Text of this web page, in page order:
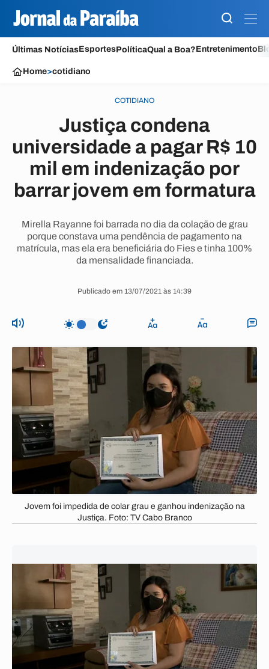
Últimas NotíciasEsportesPolíticaQual a Boa?Entretenimento
Home>cotidiano
COTIDIANO
Justiça condena
universidade a pagar R$ 10
mil em indenização por
barrar jovem em formatura
Mirella Rayanne foi barrada no dia da colação de grau
porque constava uma pendência de pagamento na
matrícula, mas ela era beneficiária do Fies e tinha 100%
da mensalidade financiada.
Publicado em 13/07/2021 às 14:39
Jovem foi impedida de colar grau e ganhou indenização na
Justiça. Foto: TV Cabo Branco